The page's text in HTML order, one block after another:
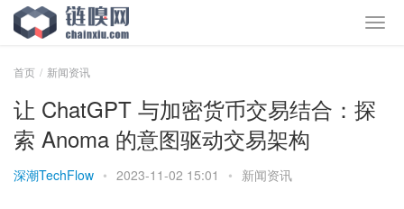
首页 新闻资讯
让 ChatGPT 与加密货币交易结合：探
索 Anoma 的意图驱动交易架构
深潮TechFlow • 2023-11-02 15:01 • 新闻资讯